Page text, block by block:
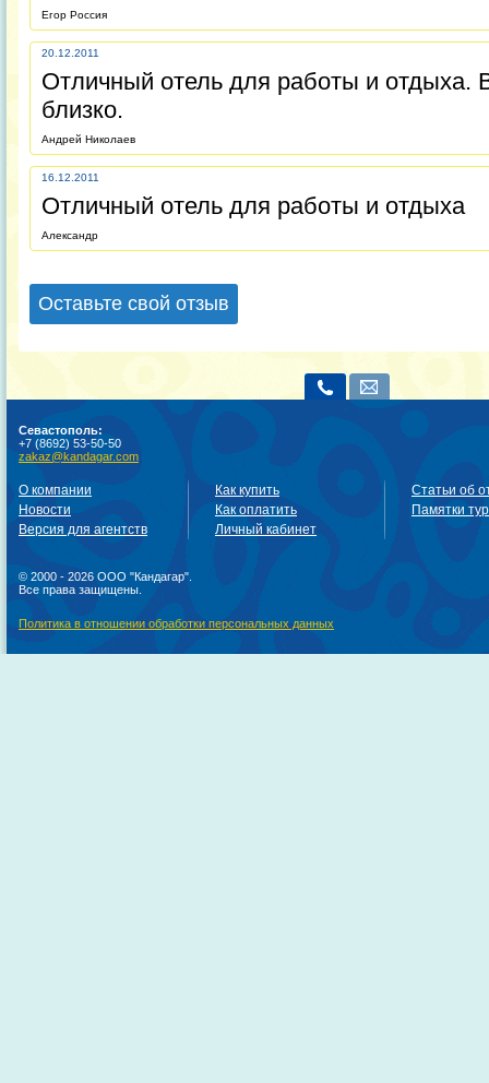
Егор Россия
20.12.2011
Отличный отель для работы и отдыха.
близко.
Андрей Николаев
16.12.2011
Отличный отель для работы и отдыха
Александр
Оставьте свой отзыв
Севастополь:
+7 (8692) 53-50-50
zakaz@kandagar.com
О компании
Новости
Версия для агентств
Как купить
Как оплатить
Личный кабинет
Статьи об
Памятки
© 2000 - 2026 ООО "Кандагар".
Все права защищены.
Политика в отношении обработки персональных данных